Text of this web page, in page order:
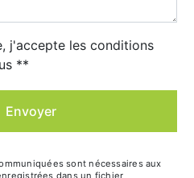
j'accepte les conditions
**
Envoyer
sont nécessaires aux